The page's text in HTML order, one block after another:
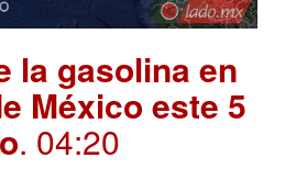
la gasolina en
México este 5
. 04:20